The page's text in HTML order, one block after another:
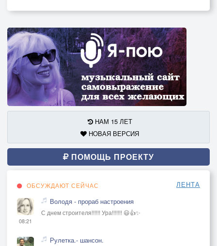
НАМ 15 ЛЕТ
НОВАЯ ВЕРСИЯ
ПОМОЩЬ ПРОЕКТУ
ОБСУЖДАЮТ СЕЙЧАС ЛЕНТА
08:21
Володя - прораб настроения
С днем строителя!!!!!! Ура!!!!!!! 😃👍✨
Рулетка.- шансон.